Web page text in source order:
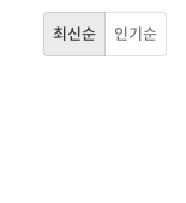
최신순 인기순